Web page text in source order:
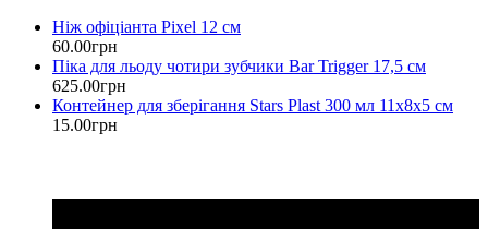
Ніж офіціанта Pixel 12 см
60.00грн
Піка для льоду чотири зубчики Bar Trigger 17,5 см
625.00грн
Контейнер для зберігання Stars Plast 300 мл 11х8х5 см
15.00грн